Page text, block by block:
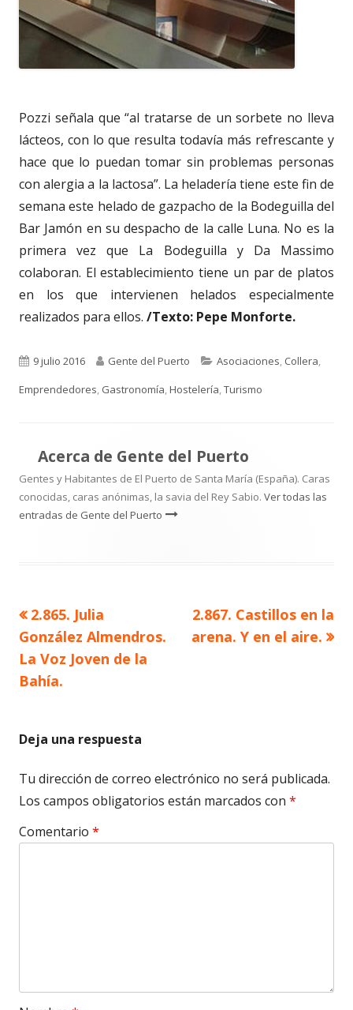
Pozzi señala que “al tratarse de un sorbete no lleva
lácteos, con lo que resulta todavía más refrescante y
hace que lo puedan tomar sin problemas personas
con alergia a la lactosa”. La heladería tiene este fin de
semana este helado de gazpacho de la Bodeguilla del
Bar Jamón en su despacho de la calle Luna. No es la
primera vez que La Bodeguilla y Da Massimo
colaboran. El establecimiento tiene un par de platos
en los que intervienen helados especialmente
realizados para ellos. /Texto: Pepe Monforte.
Publicado
el
9 julio 2016 Autor
Gente del Puerto Categorías
Asociaciones, Collera,
Emprendedores, Gastronomía,Hostelería,Turismo
Acerca de Gente del Puerto
Gentes y Habitantes de El Puerto de Santa María (España). Caras
conocidas, caras anónimas, la savia del Rey Sabio. Ver todas las
entradas de Gente del Puerto
Navegación
de
entradas
Artículo
anterior
2.865. Julia
González Almendros.
La Voz Joven de la
Bahía.
Artículo
siguiente
2.867. Castillos en la
arena. Y en el aire.
Deja una respuesta
Tu dirección de correo electrónico no será publicada.
Los campos obligatorios están marcados con *
Comentario *